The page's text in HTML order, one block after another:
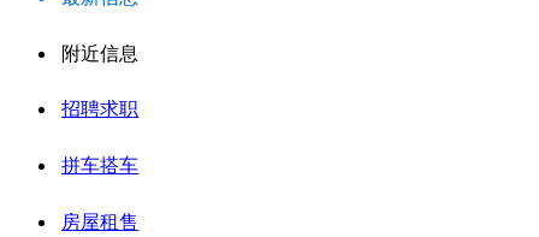
附近信息
招聘求职
拼车搭车
房屋租售